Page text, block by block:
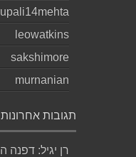
leowatkins
sakshimore
murnanian
תגובות אחרונות
רן יגיל: דפנה